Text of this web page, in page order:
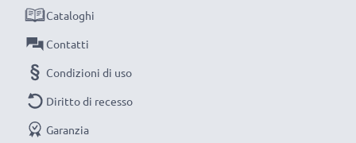
Amperaggio / Output ampere: 1A / 1000mA
Potenza / Power Watt: 5W
Cataloghi
Contatti
Condizioni di uso
Diritto di recesso
Garanzia